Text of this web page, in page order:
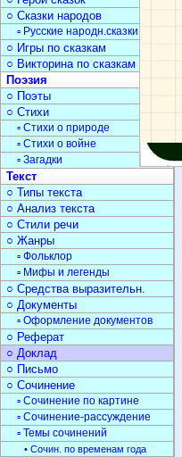
○ Сказки народов
▫ Русские народн.сказки
○ Игры по сказкам
○ Викторина по сказкам
Поэзия
○ Поэты
○ Стихи
▫ Стихи о природе
▫ Стихи о войне
▫ Загадки
Текст
○ Типы текста
○ Анализ текста
○ Стили речи
○ Жанры
▫ Фольклор
▫ Мифы и легенды
○ Средства выразительн.
○ Документы
▫ Оформление документов
○ Реферат
○ Доклад
○ Письмо
○ Сочинение
▫ Сочинение по картине
▫ Сочинение-рассуждение
▫ Темы сочинений
• Сочин. по временам года